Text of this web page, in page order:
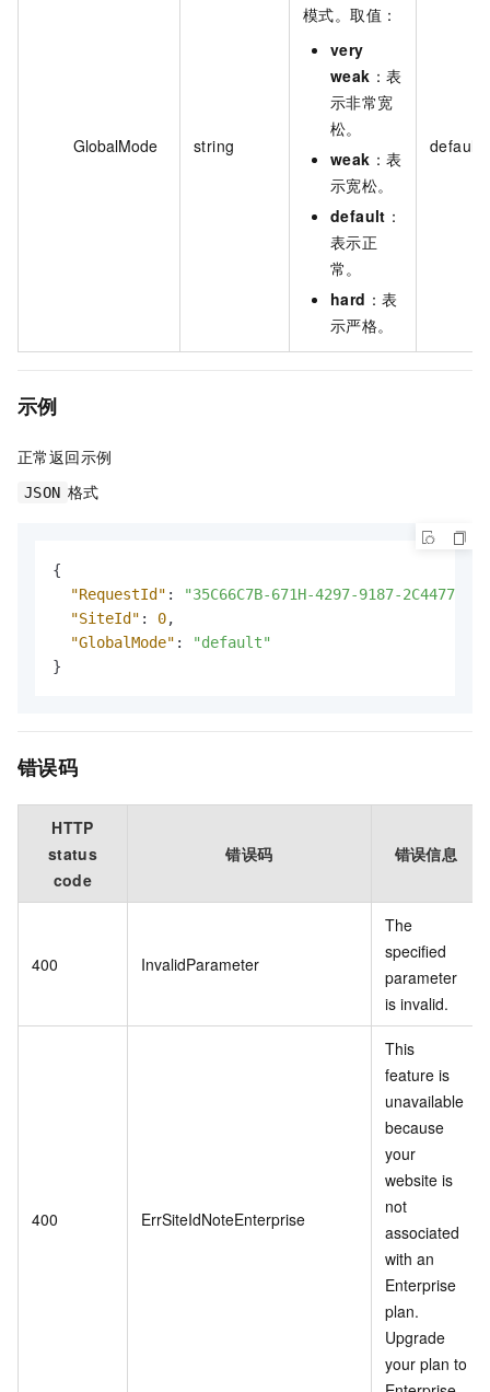
GlobalMode string
模式。取值：
very
weak ：表
示非常宽
松。
weak ：表
示宽松。
default ：
表示正
常。
hard ：表
示严格。
default
示例
正常返回示例
JSON 格式
{
"RequestId" :
"35C66C7B-671H-4297-9187-
"SiteId" : 0,
"GlobalMode" :
"default"
}
错误码
HTTP
status
code
错误码 错误信息
400 InvalidParameter
The
specified
parameter
is invalid.
400 ErrSiteIdNoteEnterprise
This
feature is
unavailable
because
your
website is
not
associated
with an
Enterprise
plan.
Upgrade
your plan to